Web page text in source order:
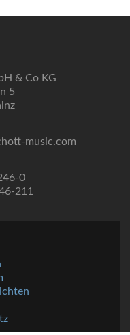
& Co KG
5
music.com
0
211